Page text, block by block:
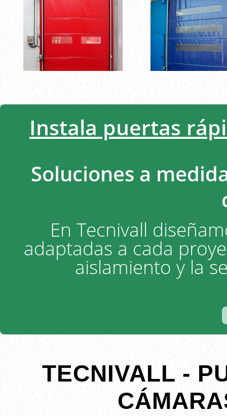
Instala puertas
Soluciones a
En Tecnivall
adaptadas a cada
aislamiento y la
TECNIVALL -